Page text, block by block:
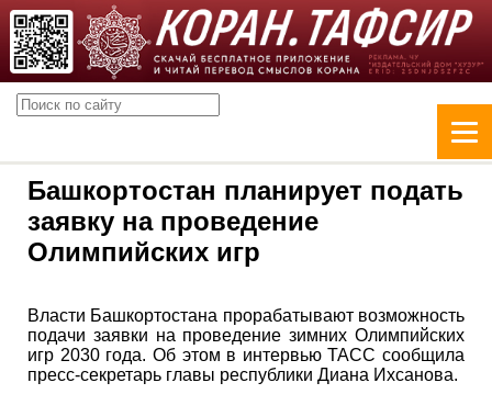
Башкортостан планирует подать
заявку на проведение
Олимпийских игр
Власти Башкортостана прорабатывают возможность
подачи заявки на проведение зимних Олимпийских
игр 2030 года. Об этом в интервью ТАСС сообщила
пресс-секретарь главы республики Диана Ихсанова.